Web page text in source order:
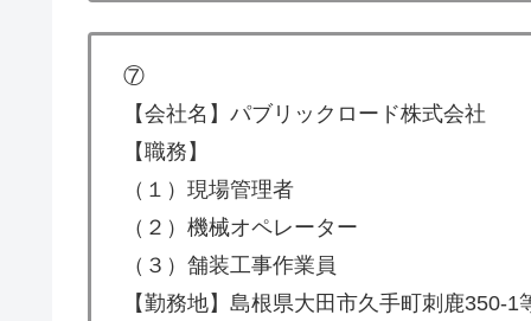
⑦
【会社名】パブリックロード株式会社
【職務】
（１）現場管理者
（２）機械オペレーター
（３）舗装工事作業員
【勤務地】島根県大田市久手町刺鹿350-1